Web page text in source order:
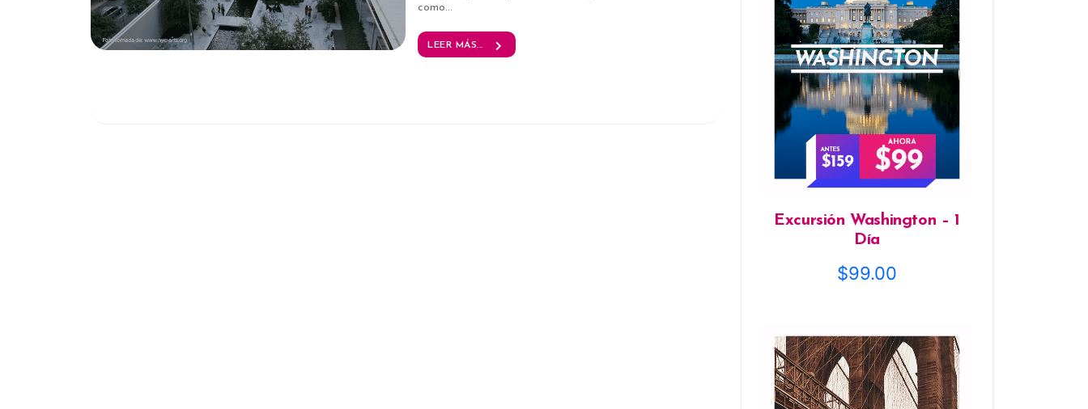
como...
LEER MÁS...
Excursión Washington – 1
Día
$99.00